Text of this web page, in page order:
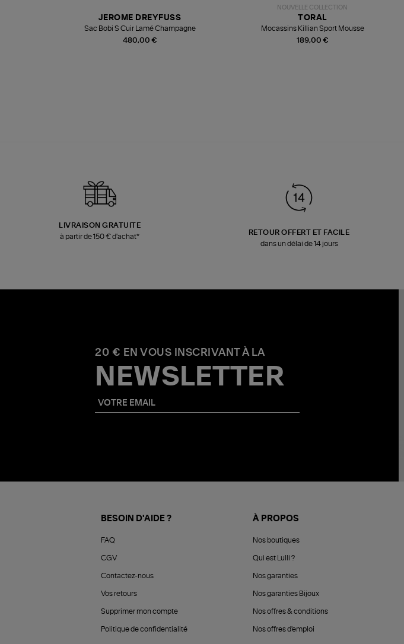
480,00 €
JEROME DREYFUSS
Sac Bobi S Cuir Lamé Champagne
NOUVELLE COLLECTION
189,00 €
TORAL
Mocassins Killian Sport Mousse
LIVRAISON GRATUITE
à partir de 150 € d'achat*
RETOUR OFFERT ET FACILE
dans un délai de 14 jours
20 € EN VOUS INSCRIVANT À LA
NEWSLETTER
BESOIN D'AIDE ?
FAQ
CGV
Contactez-nous
Vos retours
Supprimer mon compte
Politique de confidentialité
À PROPOS
Nos boutiques
Qui est Lulli ?
Nos garanties
Nos garanties Bijoux
Nos offres & conditions
Nos offres d'emploi